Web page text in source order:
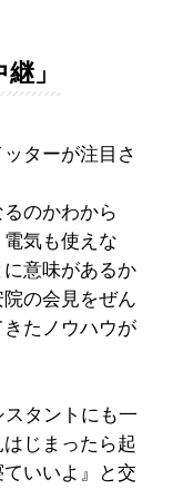
」
ターが注目さ
のかわから
気も使えな
意味があるか
の会見をぜん
たノウハウが
タントにも一
じまったら起
いいよ』と交